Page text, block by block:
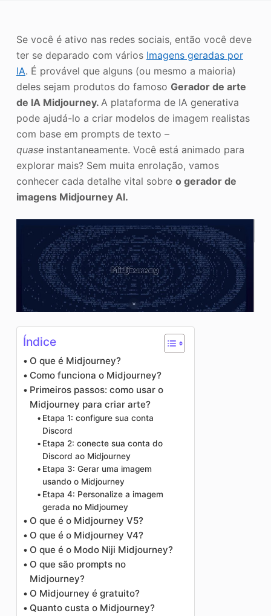
Direitos autorais da imagem
Se você é ativo nas redes sociais, então você deve
ter se deparado com vários Imagens geradas por
IA. É provável que alguns (ou mesmo a maioria)
deles sejam produtos do famoso Gerador de arte
de IA Midjourney. A plataforma de IA generativa
pode ajudá-lo a criar modelos de imagem realistas
com base em prompts de texto –
quaseinstantaneamente. Você está animado para
explorar mais? Sem muita enrolação, vamos
conhecer cada detalhe vital sobre o gerador de
imagens Midjourney AI.
Índice
O que é Midjourney?
Como funciona o Midjourney?
Primeiros passos: como usar o
Midjourney para criar arte?
Etapa 1: configure sua conta
Discord
Etapa 2: conecte sua conta do
Discord ao Midjourney
Etapa 3: Gerar uma imagem
usando o Midjourney
Etapa 4: Personalize a imagem
gerada no Midjourney
O que é o Midjourney V5?
O que é o Midjourney V4?
O que é o Modo Niji Midjourney?
O que são prompts no
Midjourney?
O Midjourney é gratuito?
Quanto custa o Midjourney?